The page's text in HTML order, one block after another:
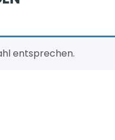
entsprechen.